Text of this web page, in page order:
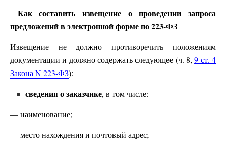
Как составить извещение о проведении запроса
предложений в электронной форме по 223-ФЗ
Извещение не должно противоречить положениям
документации и должно содержать следующее (ч. 8,9 ст. 4
Закона N 223-ФЗ):
сведения о заказчике, в том числе:
— наименование;
— место нахождения и почтовый адрес;